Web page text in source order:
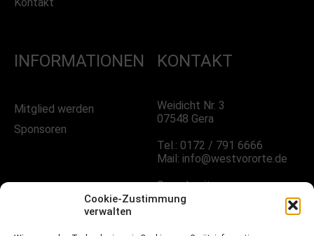
Cookie-Zustimmung
verwalten
INFORMATIONEN
Mitglied werden
Sponsoren
KONTAKT
Weidicht Nr. 3
07548 Gera
Tel.: 0172 / 791 6666
Mail: info@westvororte.de
Sprechzeiten:
Nach Vereinbarung